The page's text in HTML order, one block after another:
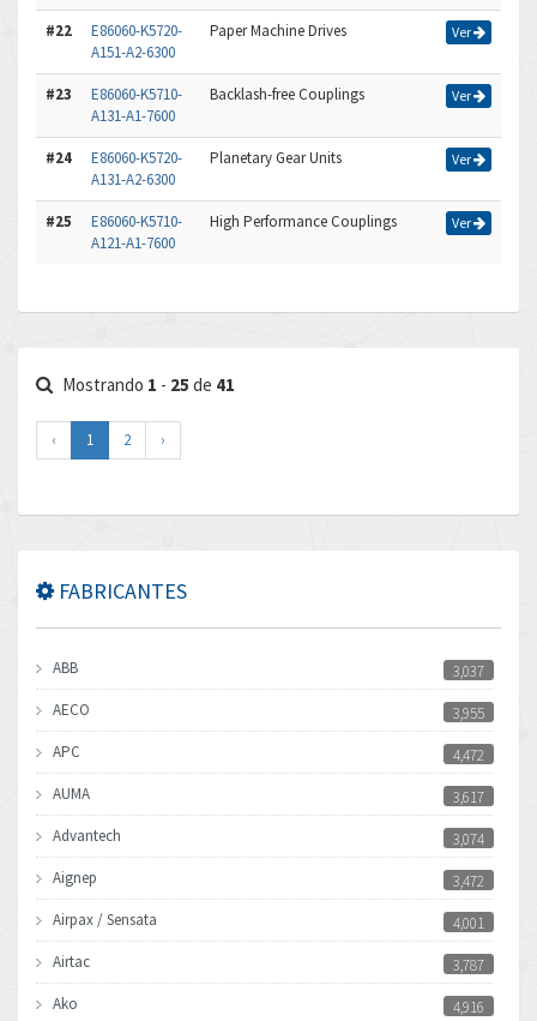
#22
E86060-K5720-
A151-A2-6300
Paper Machine Drives Ver
#23
E86060-K5710-
A131-A1-7600
Backlash-free Couplings Ver
#24
E86060-K5720-
A131-A2-6300
Planetary Gear Units Ver
#25
E86060-K5710-
A121-A1-7600
High Performance Couplings Ver
Mostrando 1 - 25 de 41
‹ 1 2 ›
FABRICANTES
ABB
3,037
AECO
3,955
APC
4,472
AUMA
3,617
Advantech
3,074
Aignep
3,472
Airpax / Sensata
4,001
Airtac
3,787
Ako
4,916